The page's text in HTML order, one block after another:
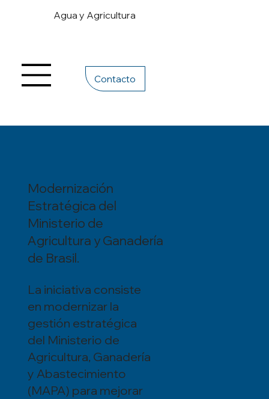
Agua y Agricultura
Contacto
Modernización
Estratégica del
Ministerio de
Agricultura y Ganadería
de Brasil.
La iniciativa consiste
en modernizar la
gestión estratégica
del Ministerio de
Agricultura, Ganadería
y Abastecimiento
(MAPA) para mejorar